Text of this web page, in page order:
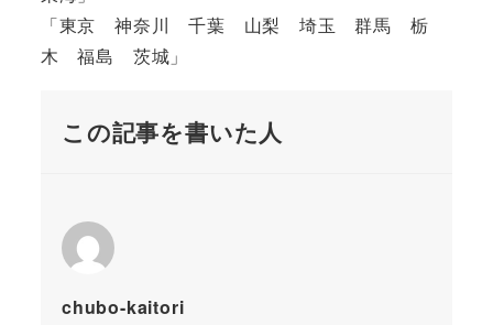
「東京 神奈川 千葉 山梨 埼玉 群馬 栃
木 福島 茨城」
この記事を書いた人
chubo-kaitori